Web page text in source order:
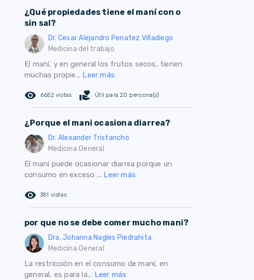
¿Qué propiedades tiene el maní con o
sin sal?
Dr. Cesar Alejandro Penatez Villadiego
Medicina del trabajo
El maní, y en general los frutos secos, tienen
muchas propie... Leer más
remove_red_eye 6652 vistas volunteer_activism Útil para 20 persona(s)
¿Porque el mani ocasiona diarrea?
Dr. Alexander Tristancho
Medicina General
El maní puede ocasionar diarrea porque un
consumo en exceso ... Leer más
remove_red_eye 351 vistas
por que no se debe comer mucho mani?
Dra. Johanna Nagles Piedrahita
Medicina General
La restricción en el consumo de maní, en
general, es para la... Leer más